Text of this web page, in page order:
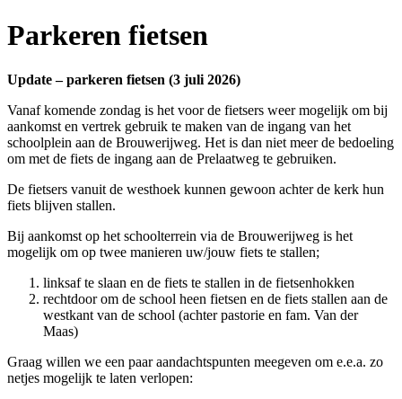
Parkeren fietsen
Update – parkeren fietsen (3 juli 2026)
Vanaf komende zondag is het voor de fietsers weer mogelijk om bij
aankomst en vertrek gebruik te maken van de ingang van het
schoolplein aan de Brouwerijweg. Het is dan niet meer de bedoeling
om met de fiets de ingang aan de Prelaatweg te gebruiken.
De fietsers vanuit de westhoek kunnen gewoon achter de kerk hun
fiets blijven stallen.
Bij aankomst op het schoolterrein via de Brouwerijweg is het
mogelijk om op twee manieren uw/jouw fiets te stallen;
linksaf te slaan en de fiets te stallen in de fietsenhokken
rechtdoor om de school heen fietsen en de fiets stallen aan de
westkant van de school (achter pastorie en fam. Van der
Maas)
Graag willen we een paar aandachtspunten meegeven om e.e.a. zo
netjes mogelijk te laten verlopen: